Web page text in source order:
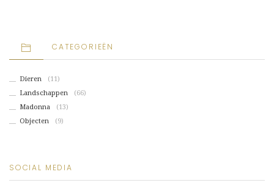
CATEGORIEËN
Dieren
(11)
Landschappen
(66)
Madonna
(13)
Objecten
(9)
SOCIAL MEDIA